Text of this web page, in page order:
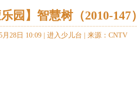
园】智慧树（2010-147）
28日 10:09 | 进入少儿台 来源：CNTV